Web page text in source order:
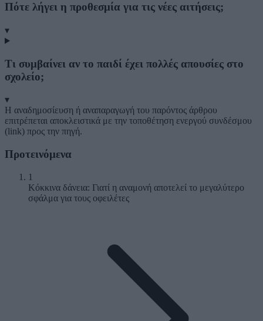
Πότε λήγει η προθεσμία για τις νέες αιτήσεις;
▾
Τι συμβαίνει αν το παιδί έχει πολλές απουσίες στο
σχολείο;
▾
Η αναδημοσίευση ή αναπαραγωγή του παρόντος άρθρου
επιτρέπεται αποκλειστικά με την τοποθέτηση ενεργού συνδέσμου
(link) προς την πηγή.
Προτεινόμενα
1
Κόκκινα δάνεια: Γιατί η αναμονή αποτελεί το μεγαλύτερο
σφάλμα για τους οφειλέτες